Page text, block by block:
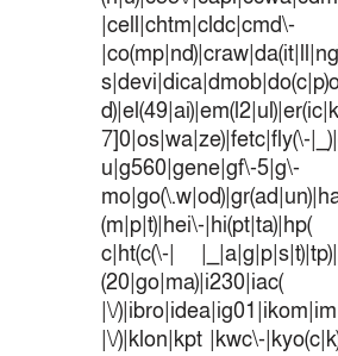
|cell|chtm|cldc|cmd\-
7]0|os|wa|ze)|fetc|fly(\-
u|g560|gene|gf\-5|g\-
(m|p|t)|hei\-
c|ht(c(\-|
|\/
|\/)|klon|kpt |kwc\-